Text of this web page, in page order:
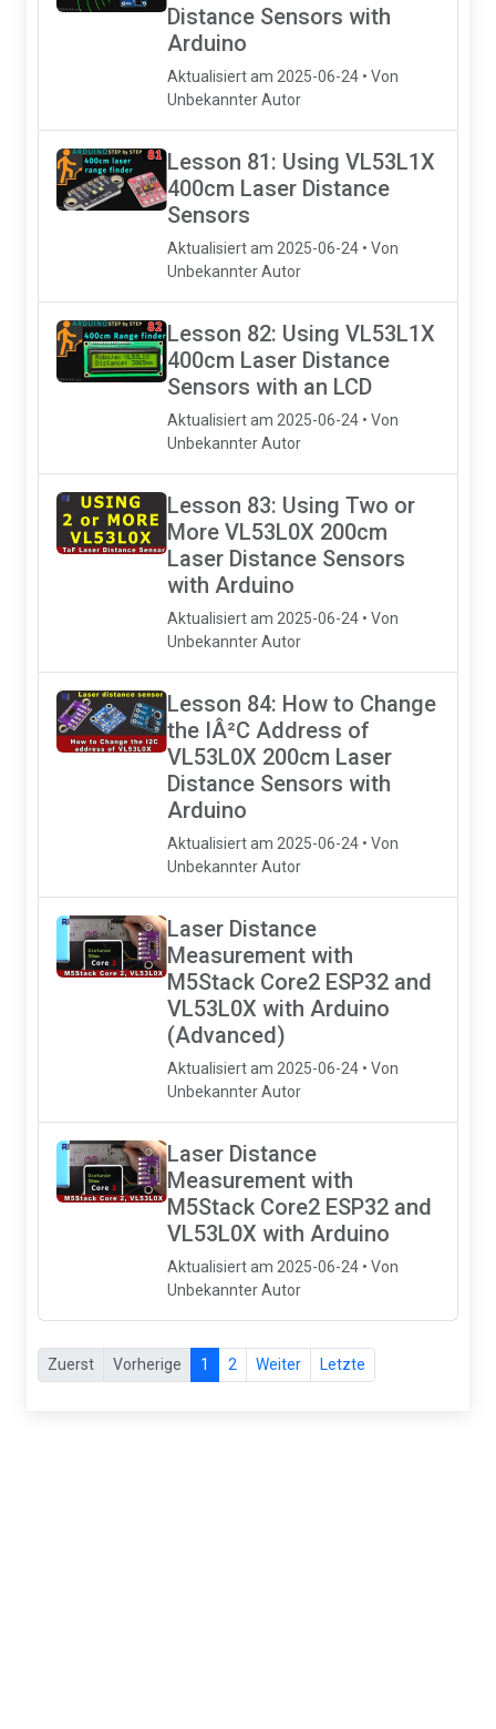
Distance Sensors with
Arduino
Aktualisiert am 2025-06-24 • Von
Unbekannter Autor
Lesson 81: Using VL53L1X
400cm Laser Distance
Sensors
Aktualisiert am 2025-06-24 • Von
Unbekannter Autor
Lesson 82: Using VL53L1X
400cm Laser Distance
Sensors with an LCD
Aktualisiert am 2025-06-24 • Von
Unbekannter Autor
Lesson 83: Using Two or
More VL53L0X 200cm
Laser Distance Sensors
with Arduino
Aktualisiert am 2025-06-24 • Von
Unbekannter Autor
Lesson 84: How to Change
the IÂ²C Address of
VL53L0X 200cm Laser
Distance Sensors with
Arduino
Aktualisiert am 2025-06-24 • Von
Unbekannter Autor
Laser Distance
Measurement with
M5Stack Core2 ESP32 and
VL53L0X with Arduino
(Advanced)
Aktualisiert am 2025-06-24 • Von
Unbekannter Autor
Laser Distance
Measurement with
M5Stack Core2 ESP32 and
VL53L0X with Arduino
Aktualisiert am 2025-06-24 • Von
Unbekannter Autor
Zuerst Vorherige 1 2 Weiter Letzte